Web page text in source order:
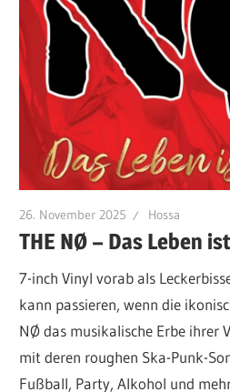
26. November 2025 Hossa
THE NØ – Das Leben
7-inch Vinyl vorab als
kann passieren, wenn die
NØ das musikalische Erbe ihrer
mit deren roughen Ska-Punk-
Fußball, Party, Alkohol und